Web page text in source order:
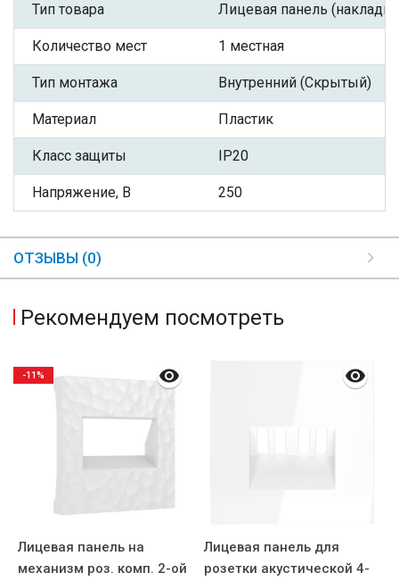
Тип товара Лицевая панель
Количество мест 1 местная
Тип монтажа Внутренний (Скрытый)
Материал Пластик
Класс защиты IP20
Напряжение, В 250
ОТЗЫВЫ (0)
Рекомендуем посмотреть
Лицевая панель на
механизм роз. комп. 2-ой
-11%
Лицевая панель для
розетки акустической 4-